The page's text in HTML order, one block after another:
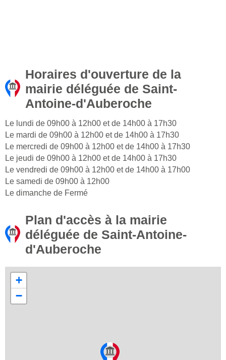
Horaires d'ouverture de la
mairie déléguée de Saint-
Antoine-d'Auberoche
Le lundi de 09h00 à 12h00 et de 14h00 à 17h30
Le mardi de 09h00 à 12h00 et de 14h00 à 17h30
Le mercredi de 09h00 à 12h00 et de 14h00 à 17h30
Le jeudi de 09h00 à 12h00 et de 14h00 à 17h30
Le vendredi de 09h00 à 12h00 et de 14h00 à 17h00
Le samedi de 09h00 à 12h00
Le dimanche de Fermé
Plan d'accès à la mairie
déléguée de Saint-Antoine-
d'Auberoche
+
−